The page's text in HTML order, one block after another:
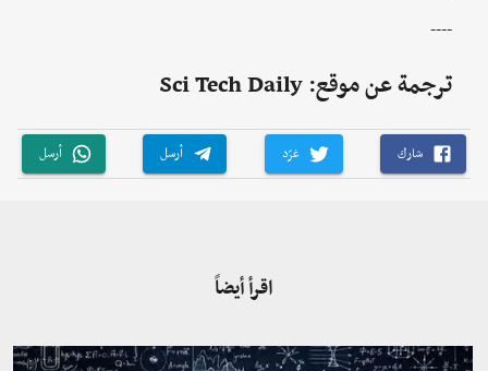
----
ترجمة عن موقع: Sci Tech Daily
شارك غرّد أرسل أرسل
اقرأ أيضاً